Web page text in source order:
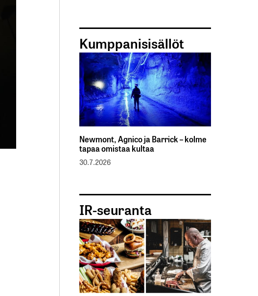
Kumppanisisällöt
Newmont, Agnico ja Barrick – kolme
tapaa omistaa kultaa
30.7.2026
IR-seuranta